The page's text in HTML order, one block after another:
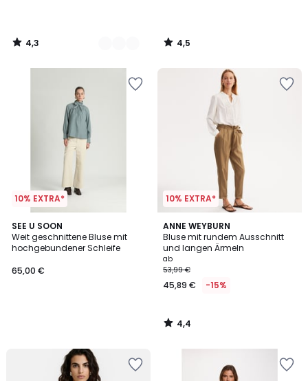
4,3
/
4,5
/
10% EXTRA*
SEE U SOON
Weit geschnittene Bluse mit
hochgebundener Schleife
65,00 €
10% EXTRA*
ANNE WEYBURN
Bluse mit rundem Ausschnitt
und langen Ärmeln
ab
53,99 €
45,89 € -15%
4,4
/ 5
4,4
/